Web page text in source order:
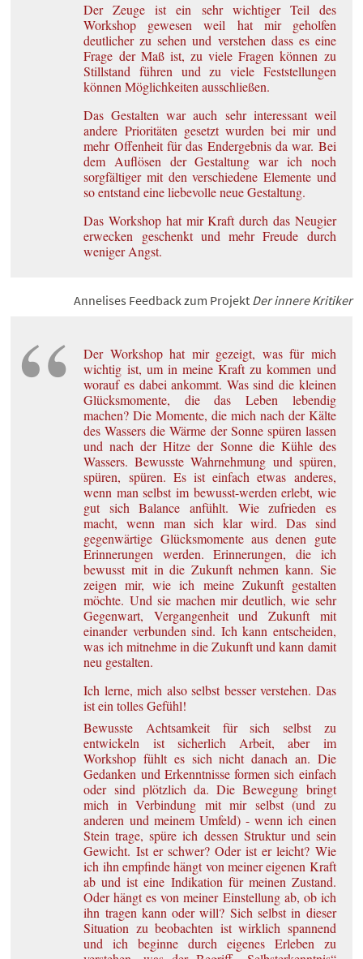
Der Zeuge ist ein sehr wichtiger Teil des
Workshop gewesen weil hat mir geholfen
deutlicher zu sehen und verstehen dass es eine
Frage der Maß ist, zu viele Fragen können zu
Stillstand führen und zu viele Feststellungen
können Möglichkeiten ausschließen.
Das Gestalten war auch sehr interessant weil
andere Prioritäten gesetzt wurden bei mir und
mehr Offenheit für das Endergebnis da war. Bei
dem Auflösen der Gestaltung war ich noch
sorgfältiger mit den verschiedene Elemente und
so entstand eine liebevolle neue Gestaltung.
Das Workshop hat mir Kraft durch das Neugier
erwecken geschenkt und mehr Freude durch
weniger Angst.
Annelises Feedback zum Projekt Der innere Kritiker
Der Workshop hat mir gezeigt, was für mich
wichtig ist, um in meine Kraft zu kommen und
worauf es dabei ankommt. Was sind die kleinen
Glücksmomente, die das Leben lebendig
machen? Die Momente, die mich nach der Kälte
des Wassers die Wärme der Sonne spüren lassen
und nach der Hitze der Sonne die Kühle des
Wassers. Bewusste Wahrnehmung und spüren,
spüren, spüren. Es ist einfach etwas anderes,
wenn man selbst im bewusst-werden erlebt, wie
gut sich Balance anfühlt. Wie zufrieden es
macht, wenn man sich klar wird. Das sind
gegenwärtige Glücksmomente aus denen gute
Erinnerungen werden. Erinnerungen, die ich
bewusst mit in die Zukunft nehmen kann. Sie
zeigen mir, wie ich meine Zukunft gestalten
möchte. Und sie machen mir deutlich, wie sehr
Gegenwart, Vergangenheit und Zukunft mit
einander verbunden sind. Ich kann entscheiden,
was ich mitnehme in die Zukunft und kann damit
neu gestalten.
Ich lerne, mich also selbst besser verstehen. Das
ist ein tolles Gefühl!
Bewusste Achtsamkeit für sich selbst zu
entwickeln ist sicherlich Arbeit, aber im
Workshop fühlt es sich nicht danach an. Die
Gedanken und Erkenntnisse formen sich einfach
oder sind plötzlich da. Die Bewegung bringt
mich in Verbindung mit mir selbst (und zu
anderen und meinem Umfeld) - wenn ich einen
Stein trage, spüre ich dessen Struktur und sein
Gewicht. Ist er schwer? Oder ist er leicht? Wie
ich ihn empfinde hängt von meiner eigenen Kraft
ab und ist eine Indikation für meinen Zustand.
Oder hängt es von meiner Einstellung ab, ob ich
ihn tragen kann oder will? Sich selbst in dieser
Situation zu beobachten ist wirklich spannend
und ich beginne durch eigenes Erleben zu